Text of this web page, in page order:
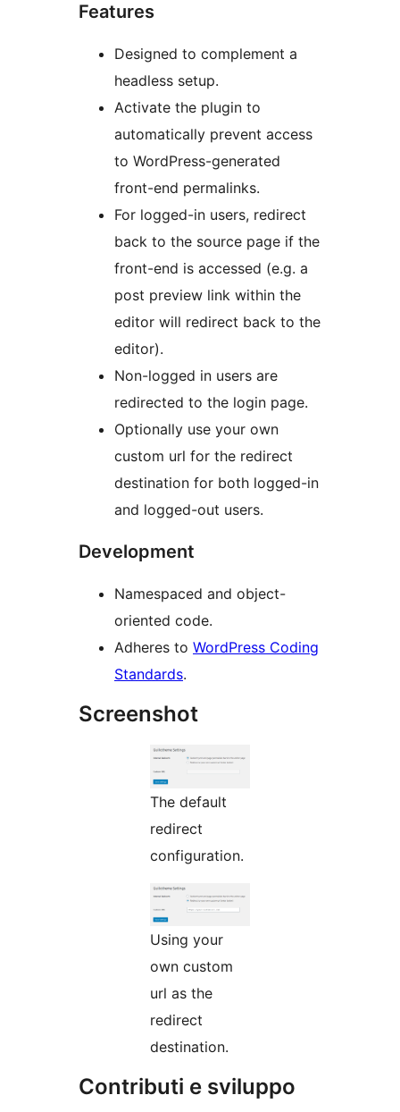
Features
Designed to complement a
headless setup.
Activate the plugin to
automatically prevent access
to WordPress-generated
front-end permalinks.
For logged-in users, redirect
back to the source page if the
front-end is accessed (e.g. a
post preview link within the
editor will redirect back to the
editor).
Non-logged in users are
redirected to the login page.
Optionally use your own
custom url for the redirect
destination for both logged-in
and logged-out users.
Development
Namespaced and object-
oriented code.
Adheres to WordPress Coding
Standards.
Screenshot
The default
redirect
configuration.
Using your
own custom
url as the
redirect
destination.
Contributi e sviluppo